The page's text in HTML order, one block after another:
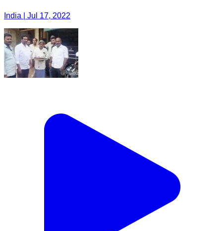
India | Jul 17, 2022